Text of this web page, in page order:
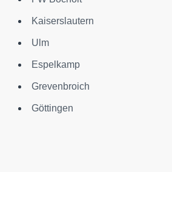
Kaiserslautern
Ulm
Espelkamp
Grevenbroich
Göttingen